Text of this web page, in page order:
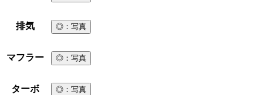
排気 ◎ ：写真
マフラー ◎ ：写真
ターボ ◎ ：写真